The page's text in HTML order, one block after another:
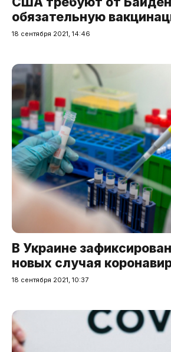
обязательную
18 сентября 2021, 14:46
В Украине
новых случая
18 сентября 2021, 10:37